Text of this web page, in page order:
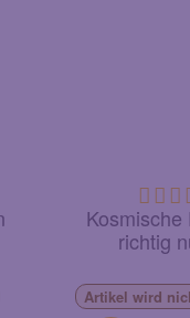
Kosmische
richtig
Artikel wird